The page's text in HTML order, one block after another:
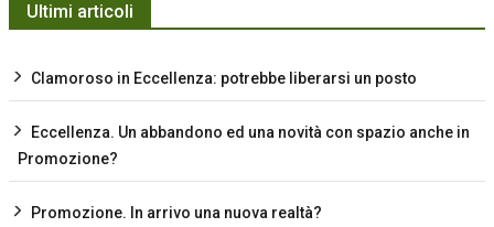
Ultimi articoli
Clamoroso in Eccellenza: potrebbe liberarsi un posto
Eccellenza. Un abbandono ed una novità con spazio anche in
Promozione?
Promozione. In arrivo una nuova realtà?